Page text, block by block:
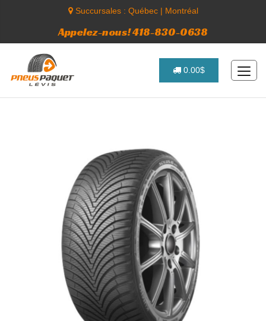
Succursales : Québec| Montréal
Appelez-nous! 418-830-0638
0.00$